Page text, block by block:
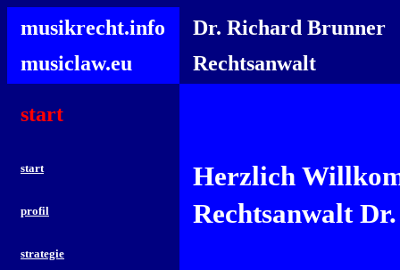
musikrecht.info
musiclaw.eu
Dr. Richard Brunner
Rechtsanwalt
start
start
profil
strategie
Herzlich
Rechtsanwalt